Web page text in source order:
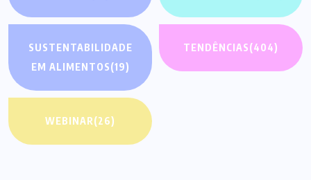
SUSTENTABILIDADE
EM ALIMENTOS(19)
TENDÊNCIAS(404)
WEBINAR(26)